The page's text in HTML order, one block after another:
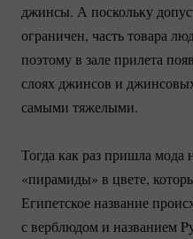
джинсы. А поскольку
ограничен, часть товара
поэтому в зале прилета
слоях джинсов и
самыми тяжелыми.
Тогда как раз пришла
«пирамиды» в цвете,
Египетское название
с верблюдом и названием